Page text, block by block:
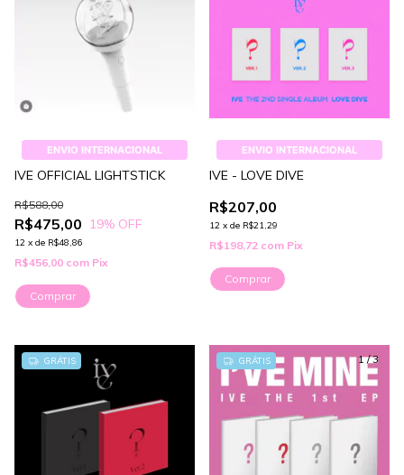
ENVIO INTERNACIONAL
IVE OFFICIAL LIGHTSTICK
R$475,00
R$588,00
19% OFF
12 x de R$48,86
R$456,00 com Pix
ENVIO INTERNACIONAL
IVE - LOVE DIVE
R$207,00
12 x de R$21,29
R$198,72 com Pix
Comprar
GRÁTIS 1/3
GRÁTIS